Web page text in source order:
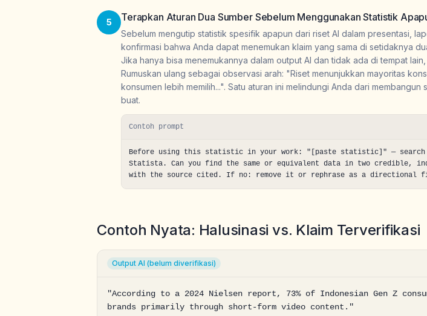
5 Terapkan Aturan Dua Sumber Sebelum Menggunakan Statistik
Sebelum mengutip statistik spesifik apapun dari riset AI dalam presentasi,
konfirmasi bahwa Anda dapat menemukan klaim yang sama di setidaknya
Jika hanya bisa menemukannya dalam output AI dan tidak ada di tempat
Rumuskan ulang sebagai observasi arah: "Riset menunjukkan mayoritas
konsumen lebih memilih...". Satu aturan ini melindungi Anda dari
buat.
Contoh prompt
Before using this statistic in your work: "[paste statistic]" —
Statista. Can you find the same or equivalent data in two credible,
with the source cited. If no: remove it or rephrase as a directional
Contoh Nyata: Halusinasi vs. Klaim Terverifikasi
Output AI (belum diverifikasi)
"According to a 2024 Nielsen report, 73% of Indonesian Gen Z
brands primarily through short-form video content."